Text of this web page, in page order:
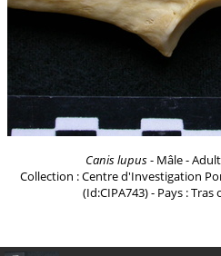
Canis lupus- Mâle -
Collection : Centre d'Investigation
(Id:CIPA743) - Pays :